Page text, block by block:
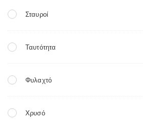
Σταυροί
Ταυτότητα
Φυλαχτό
Χρυσό